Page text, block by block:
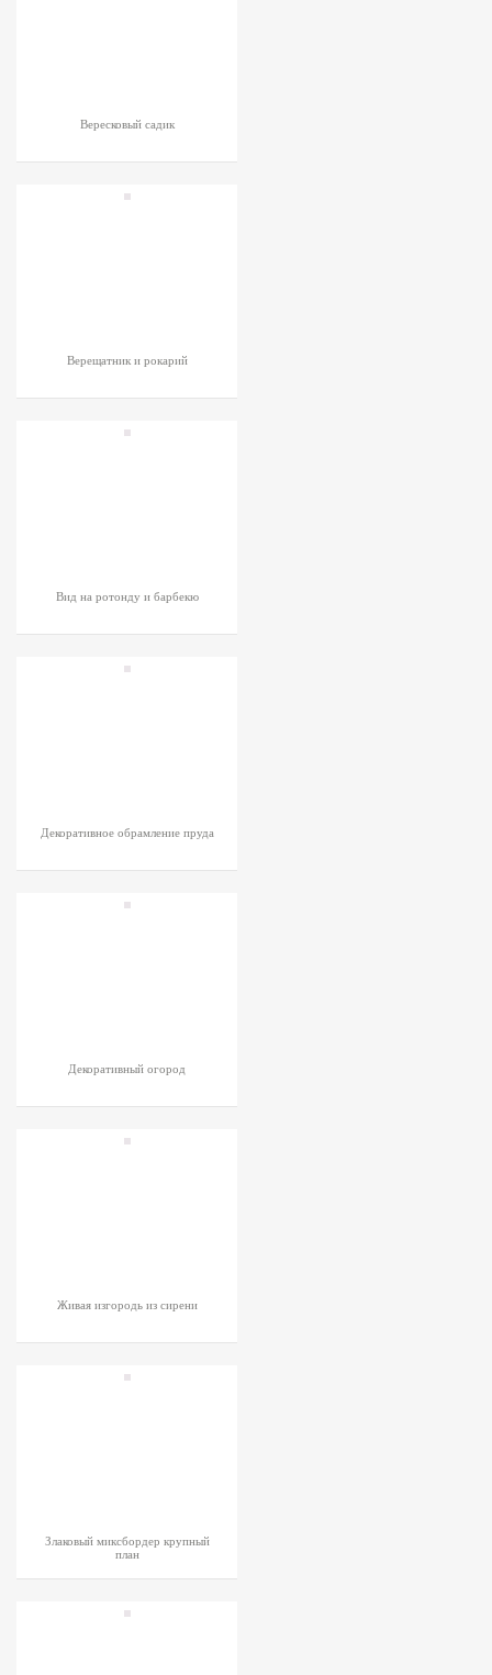
Вересковый садик
Верещатник и рокарий
Вид на ротонду и барбекю
Декоративное обрамление пруда
Декоративный огород
Живая изгородь из сирени
Злаковый миксбордер крупный
план